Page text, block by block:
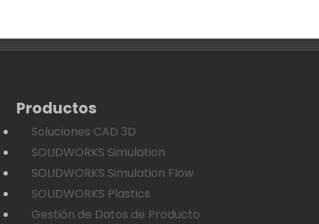
Productos
Soluciones CAD 3D
SOLIDWORKS Simulation
SOLIDWORKS Simulation Flow
SOLIDWORKS Plastics
Gestión de Datos de Producto